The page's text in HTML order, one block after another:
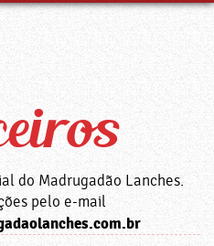
do Madrugadão Lanches.
pelo e-mail